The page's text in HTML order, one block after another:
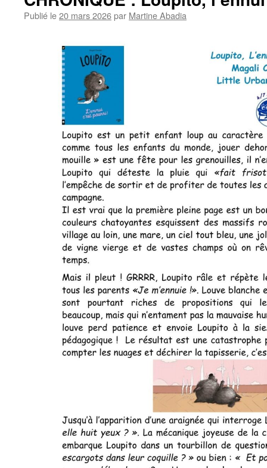
Publié le20 mars 2026par Martine Abadia